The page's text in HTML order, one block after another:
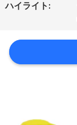
い
ハイライト: